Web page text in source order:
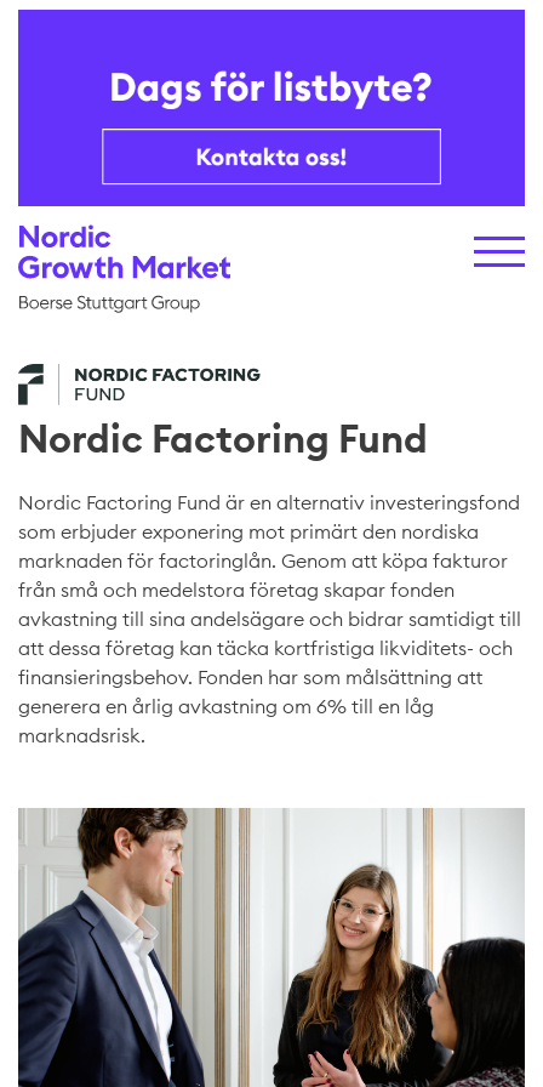
Nordic Factoring Fund
Nordic Factoring Fund är en alternativ investeringsfond
som erbjuder exponering mot primärt den nordiska
marknaden för factoringlån. Genom att köpa fakturor
från små och medelstora företag skapar fonden
avkastning till sina andelsägare och bidrar samtidigt till
att dessa företag kan täcka kortfristiga likviditets- och
finansieringsbehov. Fonden har som målsättning att
generera en årlig avkastning om 6% till en låg
marknadsrisk.